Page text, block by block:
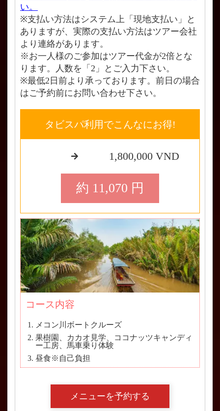
い。
※支払い方法はシステム上「現地支払い」と
ありますが、実際の支払い方法はツアー会社
より連絡があります。
※お一人様のご参加はツアー代金が2倍とな
ります。人数を「2」とご入力下さい。
※最低2日前より承っております。前日の場合
はご予約前にお問い合わせ下さい。
タビスパ利用でこんなにお得!
1,800,000 VND
約 11,070 円
コース内容
メコン川ボートクルーズ
果樹園、カカオ見学、ココナッツキャンディ
ー工房、馬車乗り体験
昼食※自己負担
メニューを予約する